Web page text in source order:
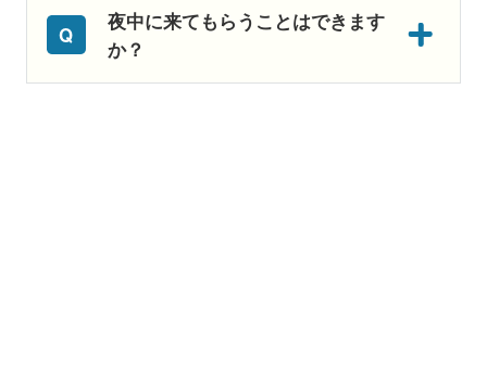
夜中に来てもらうことはできます
か？